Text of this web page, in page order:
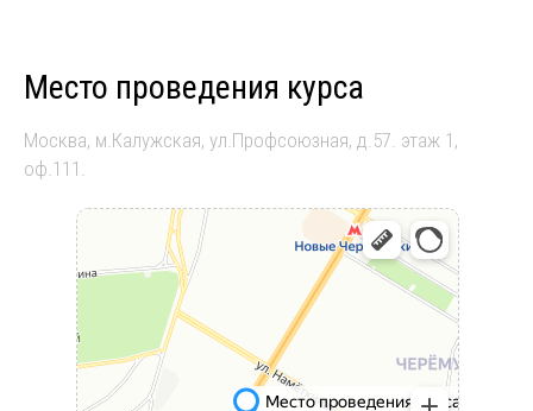
Место проведения курса
Москва, м.Калужская, ул.Профсоюзная, д.57. этаж 1,
оф.111.